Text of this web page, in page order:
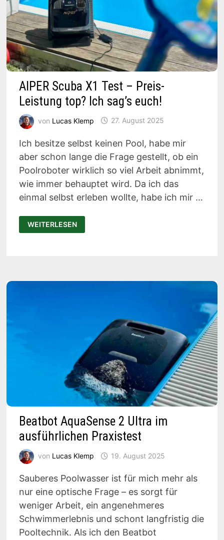
AIPER Scuba X1 Test – Preis-
Leistung top? Ich sag’s euch!
von Lucas Klemp 27. August 2025
Ich besitze selbst keinen Pool, habe mir
aber schon lange die Frage gestellt, ob ein
Poolroboter wirklich so viel Arbeit abnimmt,
wie immer behauptet wird. Da ich das
einmal selbst erleben wollte, habe ich mir …
AIPER
SCUBA
X1
SAG’S
WEITERLESEN
Beatbot AquaSense 2 Ultra im
ausführlichen Praxistest
von Lucas Klemp 19. August 2025
Sauberes Poolwasser ist für mich mehr als
nur eine optische Frage – es sorgt für
weniger Arbeit, ein angenehmeres
Schwimmerlebnis und schont langfristig die
Pooltechnik. Als ich den Beatbot